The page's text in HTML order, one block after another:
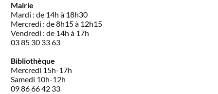
Mairie
Mardi : de 14h à 18h30
Mercredi : de 8h15 à 12h15
Vendredi : de 14h à 17h
03 85 30 33 63
Bibliothèque
Mercredi 15h-17h
Samedi 10h-12h
09 86 66 42 33